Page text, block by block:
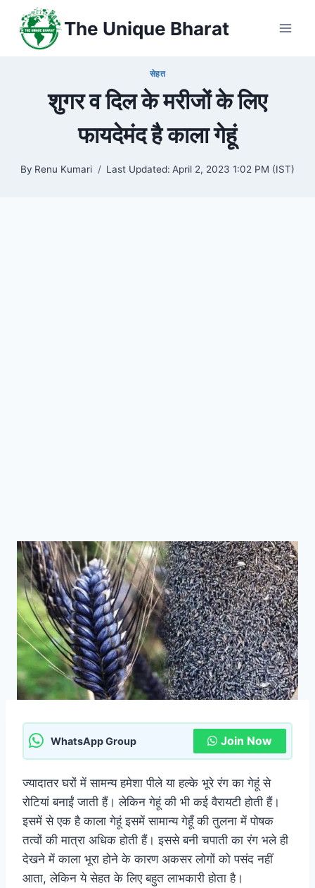
content
The Unique Bharat
सेहत
शुगर व दिल के मरीजों के लिए
फायदेमंद है काला गेहूं
By Renu Kumari Last Updated: April 2, 2023 1:02 PM (IST)
WhatsApp Group Join Now
ज्यादातर घरों में सामन्य हमेशा पीले या हल्के भूरे रंग का गेहूं से
रोटियां बनाईं जाती हैं। लेकिन गेहूं की भी कई वैरायटी होती हैं।
इसमें से एक है काला गेहूं इसमें सामान्य गेहूँ की तुलना में पोषक
तत्वों की मात्रा अधिक होती हैं। इससे बनी चपाती का रंग भले ही
देखने में काला भूरा होने के कारण अकसर लोगों को पसंद नहीं
आता, लेकिन ये सेहत के लिए बहुत लाभकारी होता है।